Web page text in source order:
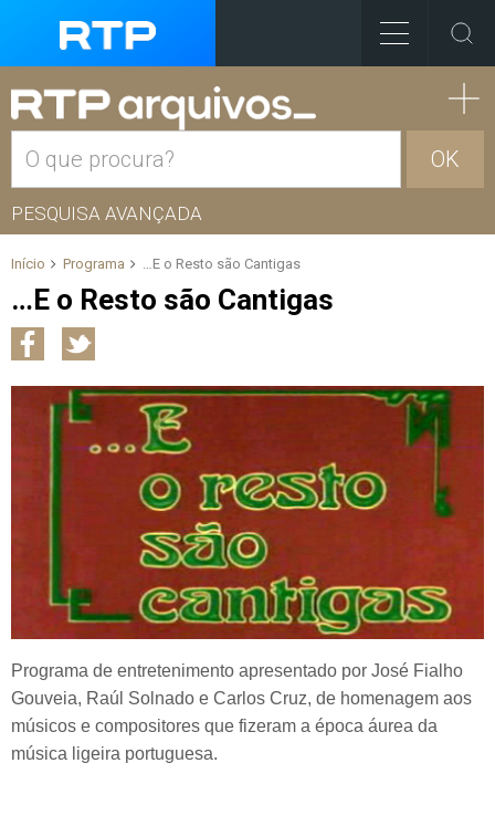
OK
PESQUISA AVANÇADA
Início Programa …E o Resto são Cantigas
…E o Resto são Cantigas
Programa de entretenimento apresentado por José Fialho
Gouveia, Raúl Solnado e Carlos Cruz, de homenagem aos
músicos e compositores que fizeram a época áurea da
música ligeira portuguesa.